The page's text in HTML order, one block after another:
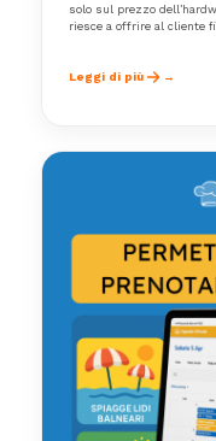
solo sul prezzo
riesce a offrire al cliente
software gestionale.
Leggi di più